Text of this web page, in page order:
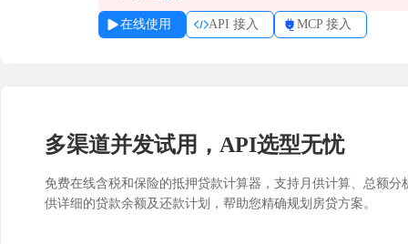
在线使用 API 接入 MCP 接入
多渠道并发试用，API选型无忧
免费在线含税和保险的抵押贷款计算器，支持月供计算、总额分
供详细的贷款余额及还款计划，帮助您精确规划房贷方案。